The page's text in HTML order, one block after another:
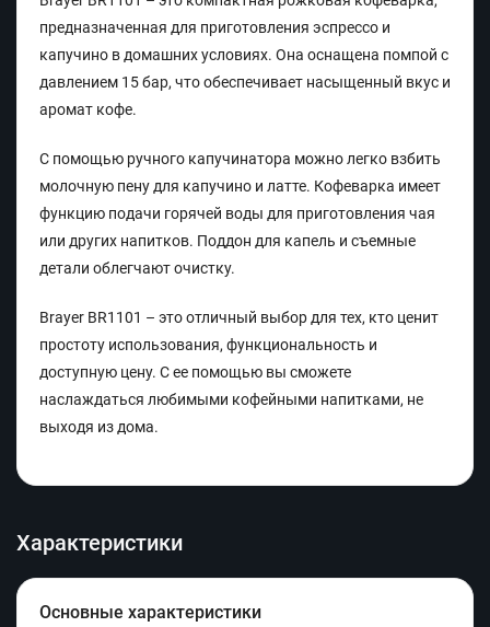
предназначенная для приготовления эспрессо и
капучино в домашних условиях. Она оснащена помпой с
давлением 15 бар, что обеспечивает насыщенный вкус и
аромат кофе.
С помощью ручного капучинатора можно легко взбить
молочную пену для капучино и латте. Кофеварка имеет
функцию подачи горячей воды для приготовления чая
или других напитков. Поддон для капель и съемные
детали облегчают очистку.
Brayer BR1101 – это отличный выбор для тех, кто ценит
простоту использования, функциональность и
доступную цену. С ее помощью вы сможете
наслаждаться любимыми кофейными напитками, не
выходя из дома.
Характеристики
Основные характеристики